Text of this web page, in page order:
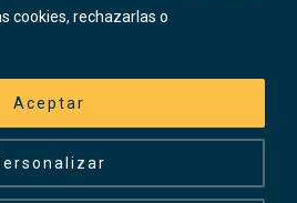
cookies, rechazarlas o
Aceptar
614 349 096
© 2026 Velltec.